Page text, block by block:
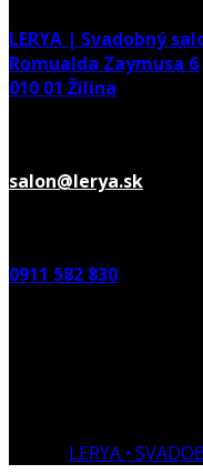
LERYA | Svadobný
Romualda Zaymusa 6
010 01 Žilina
salon@lerya.sk
0911 582 830
LERYA •